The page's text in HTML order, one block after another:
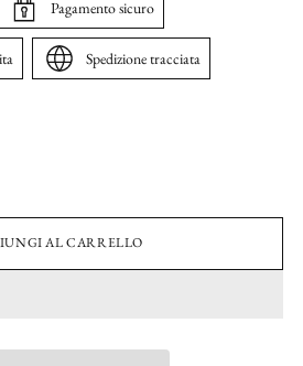
Pagamento sicuro
Spedizione tracciata
AL CARRELLO